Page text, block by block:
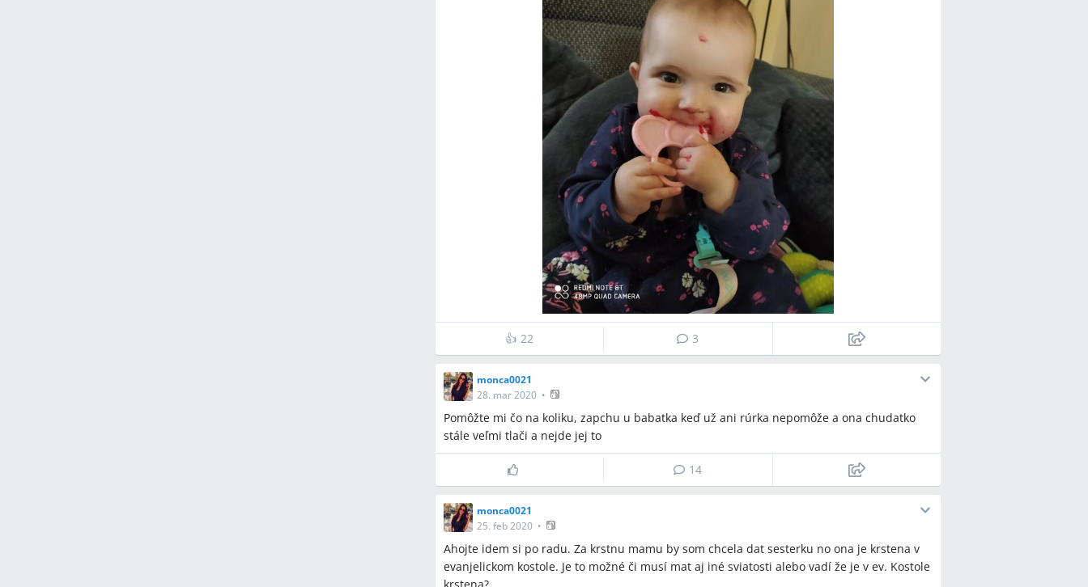
👍 22 3
monca0021
28. mar 2020 •
Pomôžte mi čo na koliku, zapchu u babatka keď už ani rúrka nepomôže a ona chudatko
stále veľmi tlači a nejde jej to
14
monca0021
25. feb 2020 •
Ahojte idem si po radu. Za krstnu mamu by som chcela dat sesterku no ona je krstena v
evanjelickom kostole. Je to možné či musí mat aj iné sviatosti alebo vadí že je v ev. Kostole